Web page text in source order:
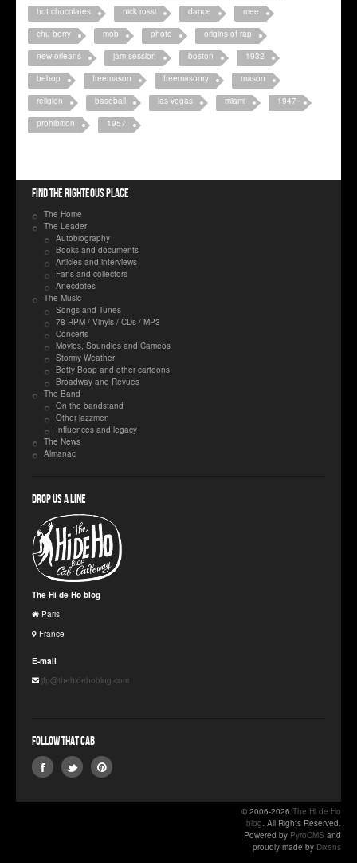
hot chocolates
nick rossi dance
mee
chu berry
mob photo
origins of rap
new orleans
jam session boston
1932
bebop
freemason freemasonry
mason
religion
baseball las vegas miami
1947
prohibition
1957
Find the righteous place
The Home
The Leader
Autobiography
Books and documents
Articles and interviews
Fans and collectors
Anecdotes
The Music
Songs and Tunes
78 RPM / Vinyls / CDs / MP3
Concerts
Movies, Soundies and Cameos
Stormy Weather
Betty Boop and other cartoons
Broadway and Revues
The Band
On the bandstand
Other jazzmen
Influences and legacy
The News
Almanac
Drop us a line
The Hi de Ho blog
Paris
France
E-mail
jfp@thehidehoblog.com
Follow that Cab
© 2006-2026 The Hi de Ho
blog . All Rights Reserved.
Powered by PyroCMS and
proudly made by Dixens